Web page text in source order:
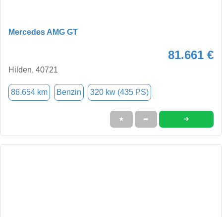
Mercedes AMG GT
81.661 €
Hilden, 40721
86.654 km Benzin 320 kw (435 PS)
★ ➦ ➜